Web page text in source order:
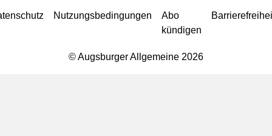
Nutzungsbedingungen
Abo
kündigen
© Augsburger Allgemeine 2026